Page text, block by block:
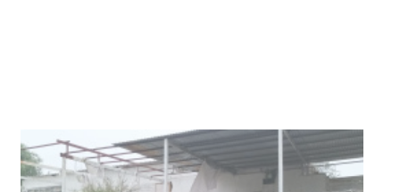
con discapacidad y adultos
mayores